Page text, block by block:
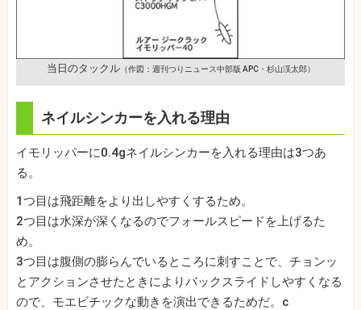
当日のタックル（作図：週刊つりニュース中部版 APC・杉山渓太郎）
ネイルシンカーを入れる理由
イモリッパーに0.4gネイルシンカーを入れる理由は3つあ
る。
1つ目は飛距離をより出しやすくするため。
2つ目は水深が深くなるのでフォールスピードを上げるた
め。
3つ目は腹側の膨らんでいるところに刺すことで、チョンッ
とアクションさせたときによりバックスライドしやすくなる
ので、モエビチックな動きを演出できるためだ。c